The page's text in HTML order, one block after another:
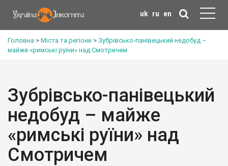
uk ru en
Головна > Міста та регіони > Зубрівсько-панівецький недобуд –
майже «римські руїни» над Смотричем
Зубрівсько-панівецький
недобуд – майже
«римські руїни» над
Смотричем